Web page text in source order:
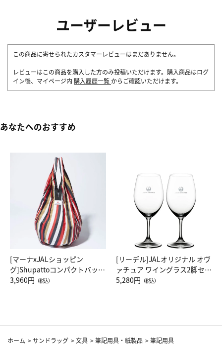
ユーザーレビュー
この商品に寄せられたカスタマーレビューはまだありません。
レビューはこの商品を購入した方のみ投稿いただけます。購入商品はログ
イン後、マイページ内 購入履歴一覧 からご確認いただけます。
あなたへのおすすめ
[マーナxJALショッピン
グ]Shupattoコンパクトバッグ
Drop JAL客室乗務員（LC）ス
3,960円 （税込）
[リーデル]JALオリジナル オヴ
ァチュア ワイングラス2脚セッ
ト（レッドワイン）
5,280円 （税込）
ホーム >サンドラッグ >文具 >筆記用具・紙製品 >筆記用具